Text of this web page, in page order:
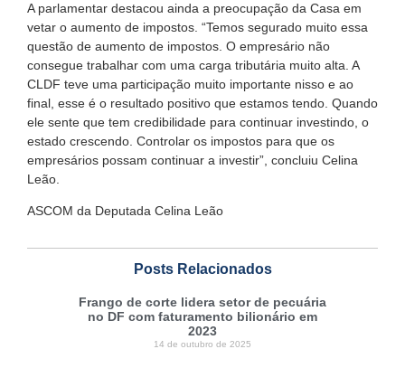
A parlamentar destacou ainda a preocupação da Casa em
vetar o aumento de impostos. “Temos segurado muito essa
questão de aumento de impostos. O empresário não
consegue trabalhar com uma carga tributária muito alta. A
CLDF teve uma participação muito importante nisso e ao
final, esse é o resultado positivo que estamos tendo. Quando
ele sente que tem credibilidade para continuar investindo, o
estado crescendo. Controlar os impostos para que os
empresários possam continuar a investir”, concluiu Celina
Leão.
ASCOM da Deputada Celina Leão
Posts Relacionados
Frango de corte lidera setor de pecuária
no DF com faturamento bilionário em
2023
14 de outubro de 2025